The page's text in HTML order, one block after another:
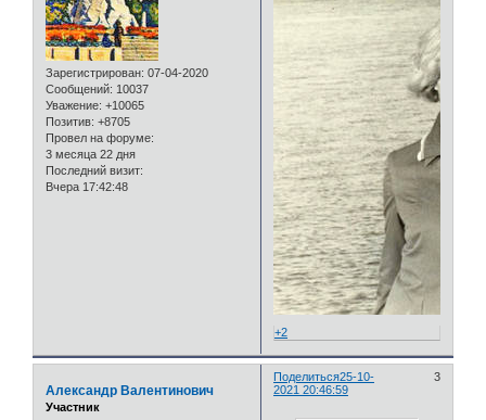
Зарегистрирован: 07-04-2020
Сообщений: 10037
Уважение: +10065
Позитив: +8705
Провел на форуме:
3 месяца 22 дня
Последний визит:
Вчера 17:42:48
+2
Поделиться 3
25-10-
2021 20:46:59
Александр Валентинович
Участник